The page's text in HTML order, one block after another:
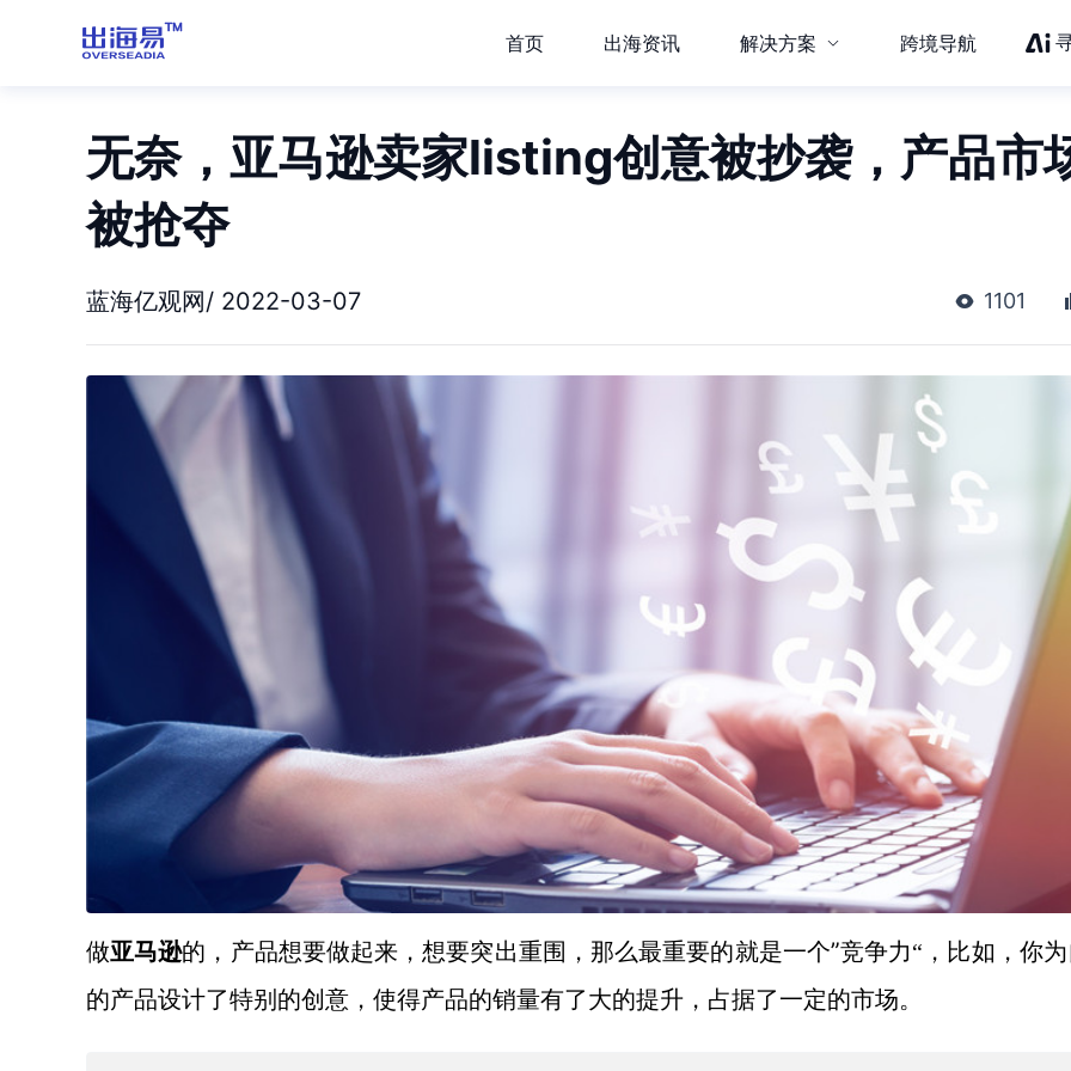
首页 出海资讯 解决方案 跨境导航
无奈，亚马逊卖家listing创意被抄袭，产品市
被抢夺
蓝海亿观网/ 2022-03-07 1101
做亚马逊的，产品想要做起来，想要突出重围，那么最重要的就是一个”竞争力“，比如，你
的产品设计了特别的创意，使得产品的销量有了大的提升，占据了一定的市场。